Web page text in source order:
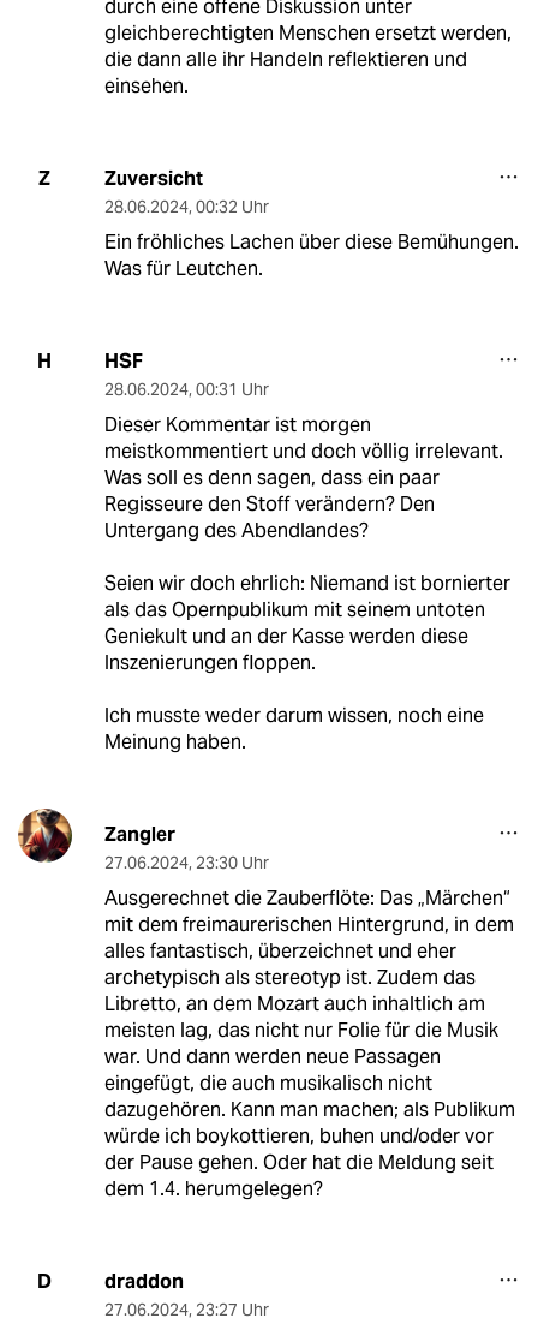
durch eine offene Diskussion unter
gleichberechtigten Menschen ersetzt werden,
die dann alle ihr Handeln reflektieren und
einsehen.
Z Zuversicht
28.06.2024, 00:32 Uhr
Ein fröhliches Lachen über diese Bemühungen.
Was für Leutchen.
H HSF
28.06.2024, 00:31 Uhr
Dieser Kommentar ist morgen
meistkommentiert und doch völlig irrelevant.
Was soll es denn sagen, dass ein paar
Regisseure den Stoff verändern? Den
Untergang des Abendlandes?
Seien wir doch ehrlich: Niemand ist bornierter
als das Opernpublikum mit seinem untoten
Geniekult und an der Kasse werden diese
Inszenierungen floppen.
Ich musste weder darum wissen, noch eine
Meinung haben.
Zangler
27.06.2024, 23:30 Uhr
Ausgerechnet die Zauberflöte: Das „Märchen“
mit dem freimaurerischen Hintergrund, in dem
alles fantastisch, überzeichnet und eher
archetypisch als stereotyp ist. Zudem das
Libretto, an dem Mozart auch inhaltlich am
meisten lag, das nicht nur Folie für die Musik
war. Und dann werden neue Passagen
eingefügt, die auch musikalisch nicht
dazugehören. Kann man machen; als Publikum
würde ich boykottieren, buhen und/oder vor
der Pause gehen. Oder hat die Meldung seit
dem 1.4. herumgelegen?
D draddon
27.06.2024, 23:27 Uhr